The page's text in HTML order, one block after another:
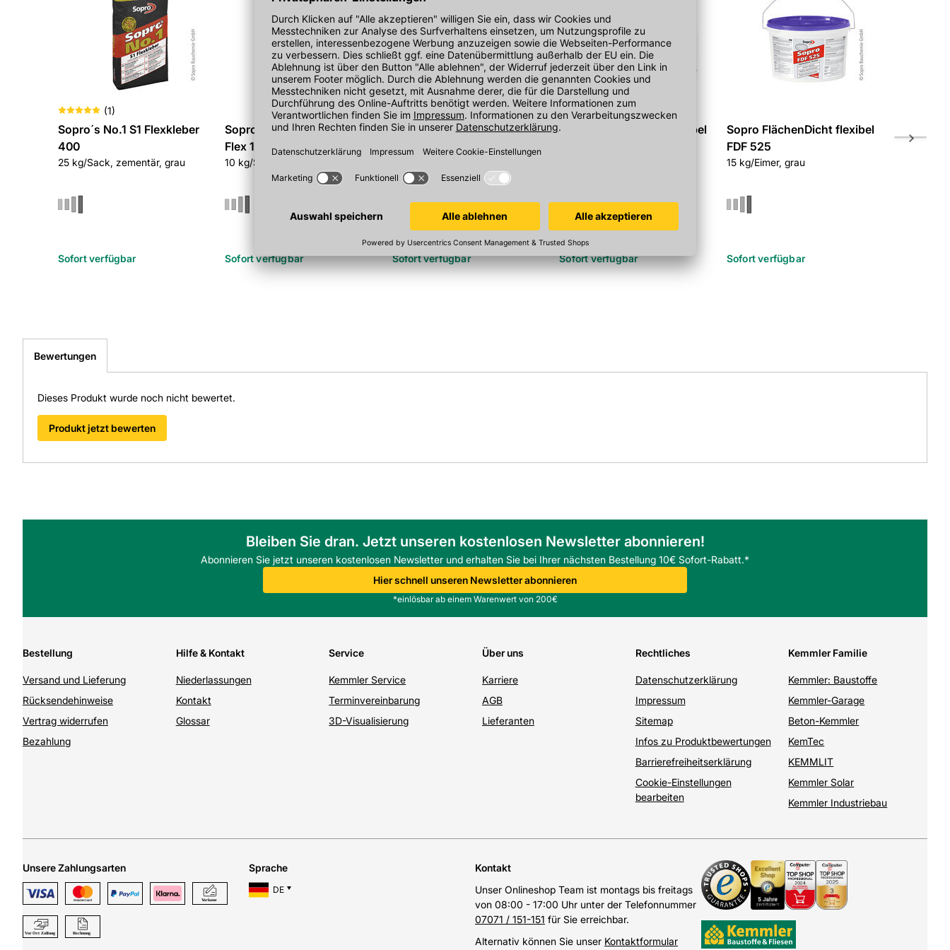
(1)
Sopro´s No.1 S1 Flexkleber
400
25 kg/Sack, zementär, grau
Sofort verfügbar
Sopro DSF DichtSchlämme
Flex 1-K
10 kg/Sack
Sofort verfügbar
Sopro Grundierung GD 749
In 5 Varianten
Sofort verfügbar
Sopro FlächenDicht flexibel
In 3 Varianten
Sofort verfügbar
Sopro FlächenDicht flexibel
FDF 525
15 kg/Eimer, grau
Sofort verfügbar
FDF 525
Bewertungen
Dieses Produkt wurde noch nicht bewertet.
Produkt jetzt bewerten
Bleiben Sie dran. Jetzt unseren kostenlosen Newsletter abonnieren!
Abonnieren Sie jetzt unseren kostenlosen Newsletter und erhalten Sie bei Ihrer nächsten Bestellung 10€ Sofort-Rabatt.*
Hier schnell unseren Newsletter abonnieren
*einlösbar ab einem Warenwert von 200€
Bestellung
Versand und Lieferung
Rücksendehinweise
Vertrag widerrufen
Bezahlung
Hilfe & Kontakt
Niederlassungen
Kontakt
Glossar
Service
Kemmler Service
Terminvereinbarung
3D-Visualisierung
Über uns
Karriere
AGB
Lieferanten
Rechtliches
Datenschutzerklärung
Impressum
Sitemap
Infos zu Produktbewertungen
Barrierefreiheitserklärung
Cookie-Einstellungen
bearbeiten
Kemmler Familie
Kemmler: Baustoffe
Kemmler-Garage
Beton-Kemmler
KemTec
KEMMLIT
Kemmler Solar
Kemmler Industriebau
Unsere Zahlungsarten Sprache
DE
Kontakt
Unser Onlineshop Team ist montags bis freitags
von 08:00 - 17:00 Uhr unter der Telefonnummer
07071 / 151-151 für Sie erreichbar.
Alternativ können Sie unser Kontaktformular